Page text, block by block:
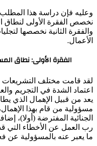
وعليه فإن دراسة هذا
نخصص الفقرة الأولى لنطاق
والفقرة الثانية نخصصها
الأعمال.
الفقرة الأولى: نطاق
لقد قامت مختلف التشريعات
اعتماد الشدة في التجريم
يعد من قبيل الإهمال الذي
مسؤولية من قام بهذا
الجنائية المفترضة (أولا)،
رب العمل عن الأخطاء التي
ما يعبر عنه بالمسؤولية عن